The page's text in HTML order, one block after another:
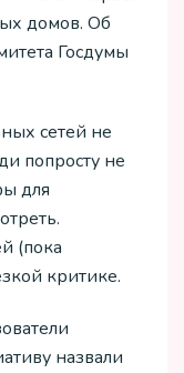
домов. Об
Госдумы
сетей не
попросту не
для
(пока
критике.
назвали